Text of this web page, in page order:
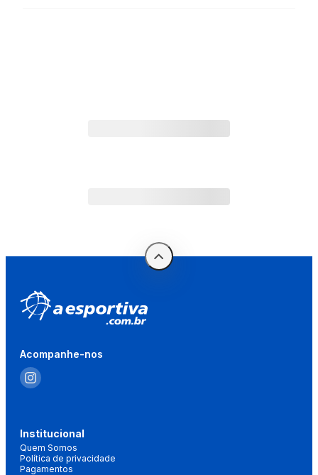
Acompanhe-nos
Institucional
Quem Somos
Política de privacidade
Pagamentos